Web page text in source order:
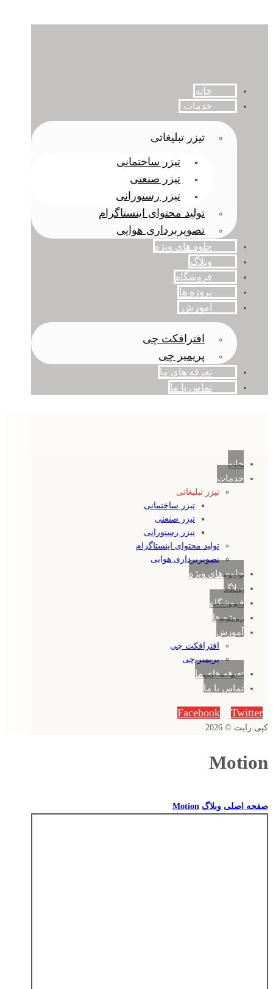
خانه
خدمات
تیزر تبلیغاتی
تیزر ساختمانی
تیزر صنعتی
تیزر رستورانی
تولید محتوای اینستاگرام
تصویربرداری هوایی
جلوه های ویژه
وبلاگ
فروشگاه
پروژه ها
آموزش
افترافکت چی
پریمیر چی
تعرفه های ما
تماس با ما
خانه
خدمات
تیزر تبلیغاتی
تیزر ساختمانی
تیزر صنعتی
تیزر رستورانی
تولید محتوای اینستاگرام
تصویربرداری هوایی
جلوه های ویژه
وبلاگ
فروشگاه
پروژه ها
آموزش
افترافکت چی
پریمیر چی
تعرفه های ما
تماس با ما
Facebook Twitter
کپی رایت © 2026
Motion
صفحه اصلی وبلاگ Motion